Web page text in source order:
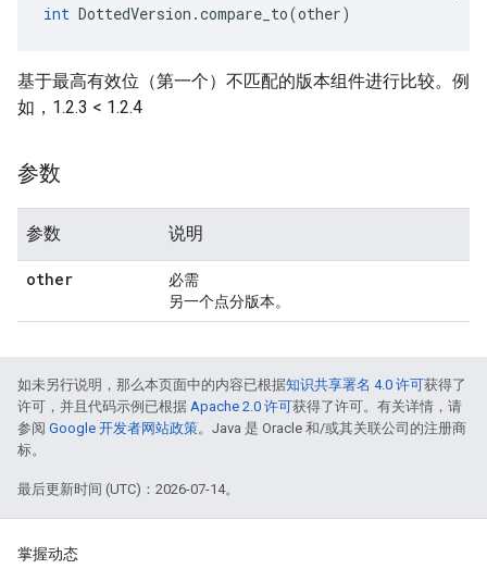
int DottedVersion.compare_to(other)
基于最高有效位（第一个）不匹配的版本组件进行比较。例
如，1.2.3 < 1.2.4
参数
参数 说明
other
必需
另一个点分版本。
如未另行说明，那么本页面中的内容已根据知识共享署名 4.0 许可获得了
许可，并且代码示例已根据 Apache 2.0 许可获得了许可。有关详情，请
参阅 Google 开发者网站政策。Java 是 Oracle 和/或其关联公司的注册商
标。
最后更新时间 (UTC)：2026-07-14。
掌握动态